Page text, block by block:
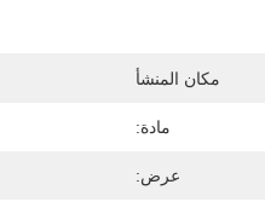
مكان المنشأ
مادة:
عرض: